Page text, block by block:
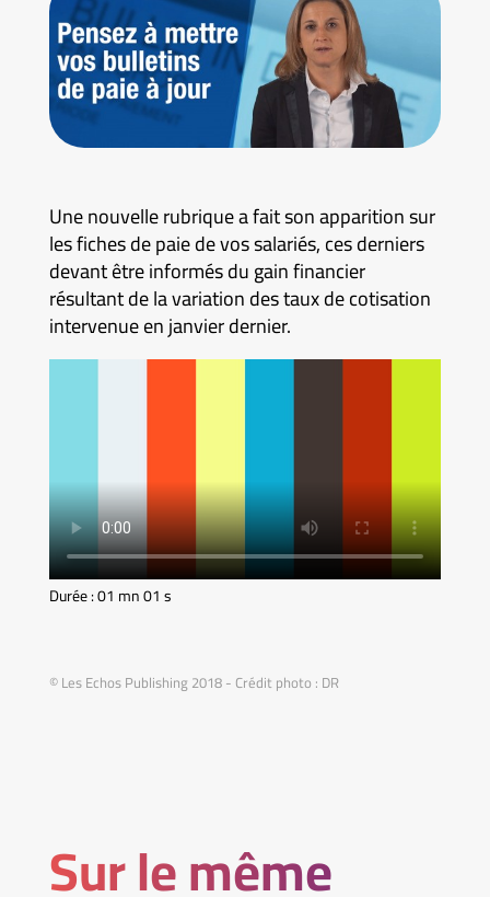
Une nouvelle rubrique a fait son apparition sur
les fiches de paie de vos salariés, ces derniers
devant être informés du gain financier
résultant de la variation des taux de cotisation
intervenue en janvier dernier.
Durée : 01 mn 01 s
© Les Echos Publishing 2018 - Crédit photo : DR
Sur le même